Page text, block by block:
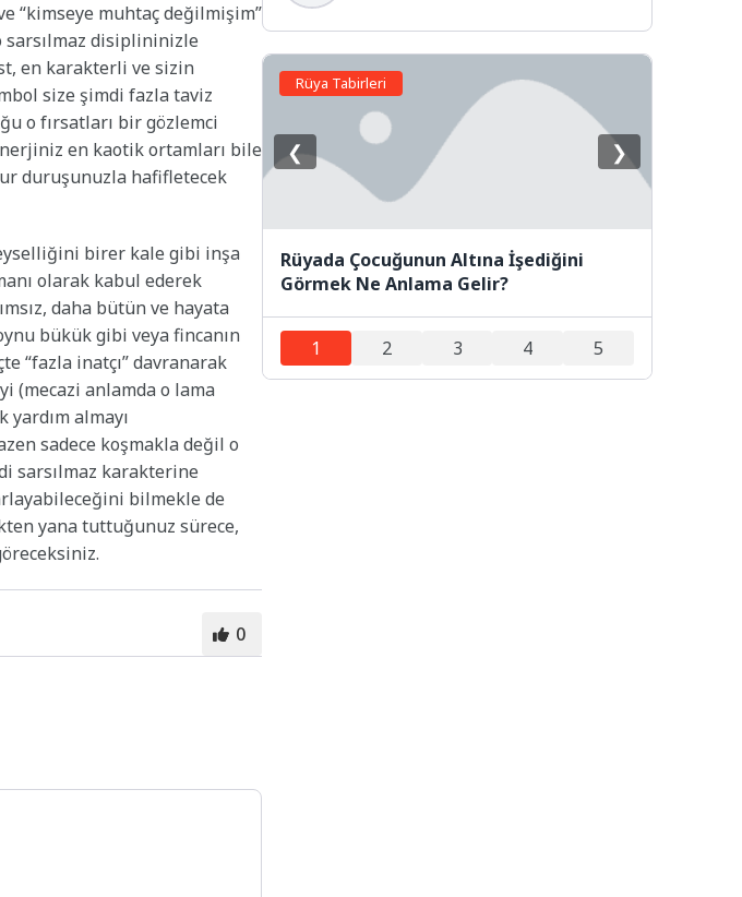
“kimseye muhtaç değilmişim”
disiplininizle
en karakterli ve sizin
size şimdi fazla taviz
o fırsatları bir gözlemci
en kaotik ortamları bile
duruşunuzla hafifletecek
birer kale gibi inşa
olarak kabul ederek
daha bütün ve hayata
bükük gibi veya fincanın
“fazla inatçı” davranarak
(mecazi anlamda o lama
almayı
sadece koşmakla değil o
sarsılmaz karakterine
bilmekle de
yana tuttuğunuz sürece,
0
Rüya Tabirleri
Rüyada Çocuğunun Altına İşediğini
Görmek Ne Anlama Gelir?
❮ ❯
1 2 3 4 5